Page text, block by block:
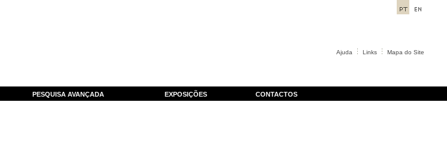
Ajuda Links Mapa do Site
PESQUISA AVANÇADA EXPOSIÇÕES CONTACTOS